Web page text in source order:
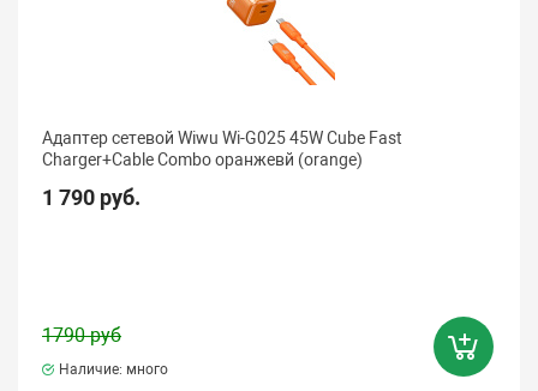
Адаптер сетевой Wiwu Wi-G025 45W Cube Fast
Charger+Cable Combo оранжевй (orange)
1 790 руб.
1790 руб
Наличие: много